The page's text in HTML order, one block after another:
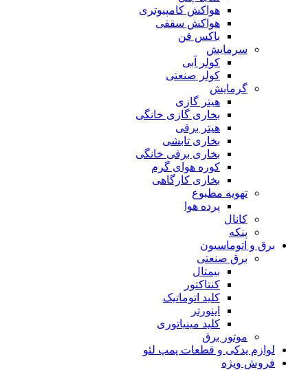
هواکش کامپیوتری
هواکش سقفی
باکس فن
سرمایش
کولر آبی
کولر صنعتی
گرمایش
هیتر گازی
بخاری گازی خانگی
هیتر برقی
بخاری تابشی
بخاری برقی خانگی
کوره هوای گرم
بخاری کارگاهی
تهویه مطبوع
پرده هوا
کانال
پنکه
برق و اتوماسیون
برق صنعتی
بیمتال
کنتاکتور
کلید اتوماتیک
اینورتر
کلید مینیاتوری
موتور برق
لوازم یدکی و قطعات پمپ لئو
فروش ویژه